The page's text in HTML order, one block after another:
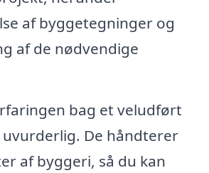
af byggetegninger og
af de nødvendige
bag et veludført
De håndterer
af byggeri, så du kan